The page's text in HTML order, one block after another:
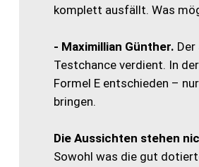
komplett ausfällt. Was
- Maximillian Günther.
Testchance verdient. In
Formel E entschieden –
bringen.
Die Aussichten stehen
Sowohl was die gut